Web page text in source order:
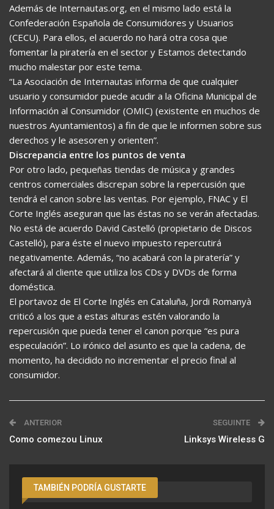
Además de Internautas.org, en el mismo lado está la
Confederación Española de Consumidores y Usuarios
(CECU). Para ellos, el acuerdo no hará otra cosa que
fomentar la piratería en el sector y Estamos detectando
mucho malestar por este tema.
“La Asociación de Internautas informa de que cualquier
usuario y consumidor puede acudir a la Oficina Municipal de
Información al Consumidor (OMIC) (existente en muchos de
nuestros Ayuntamientos) a fin de que le informen sobre sus
derechos y le asesoren y orienten”.
Discrepancia entre los puntos de venta
Por otro lado, pequeñas tiendas de música y grandes
centros comerciales discrepan sobre la repercusión que
tendrá el canon sobre las ventas. Por ejemplo, FNAC y El
Corte Inglés aseguran que las éstas no se verán afectadas.
No está de acuerdo David Castelló (propietario de Discos
Castelló), para éste el nuevo impuesto repercutirá
negativamente. Además, “no acabará con la piratería” y
afectará al cliente que utiliza los CDs y DVDs de forma
doméstica.
El portavoz de El Corte Inglés en Cataluña, Jordi Romanyà
criticó a los que a estas alturas estén valorando la
repercusión que pueda tener el canon porque “es pura
especulación”. Lo irónico del asunto es que la cadena, de
momento, ha decidido no incrementar el precio final al
consumidor.
ANTERIOR
Como comezou Linux
SEGUINTE
Linksys Wireless G
TAMBIÉN PODRÍA GUSTARTE